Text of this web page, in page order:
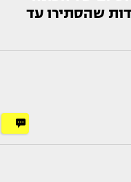
שהסתירו עד